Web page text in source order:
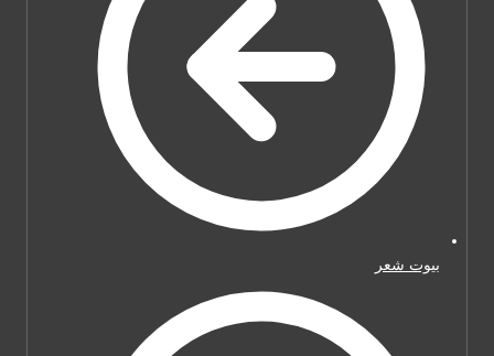
بيوت شعر